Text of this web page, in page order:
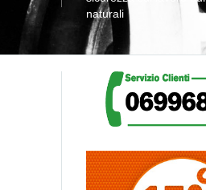
naturali